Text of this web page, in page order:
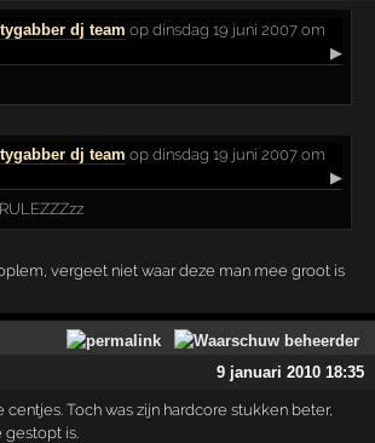
dj team op dinsdag 19 juni 2007 om
▶
dj team op dinsdag 19 juni 2007 om
▶
vergeet niet waar deze man mee groot is
9 januari 2010 18:35
centjes. Toch was zijn hardcore stukken beter,
is.